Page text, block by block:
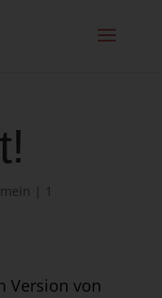
1
Version von